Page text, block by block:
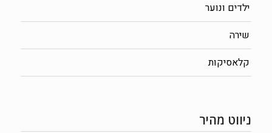
ילדים ונוער
שירה
קלאסיקות
ניווט מהיר